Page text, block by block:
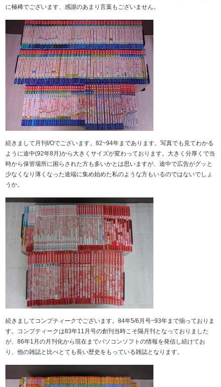
に極稀でございます、感謝のあまり言葉もございません。
続きまして月刊I/Oでございます。82~94年まであります。写真でも見てわかる
ように途中(92年8月)から大きくサイズが変わっております。大きく分厚くで当
時から保管場所に困らされた方も多いかとは思いますが、途中で広告がグッと
少なくなり薄くなった途端に集め始めた私のような方もいるのではないでしょ
うか。
続きましてコンプティークでございます。84年5/6月号~93年まで揃っておりま
す。コンプティークは83年11月号の創刊当時こそ隔月刊となっておりました
が、86年1月の月刊化から現在までパソコンソフトの情報を発信し続けてお
り、他の雑誌と比べとても長い歴史をもっている雑誌となります。